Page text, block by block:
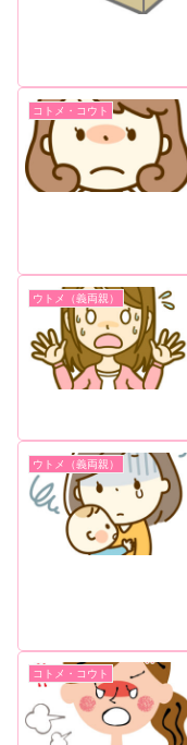
コトメ・コウト
ウトメ（義両親）
ウトメ（義両親）
コトメ・コウト